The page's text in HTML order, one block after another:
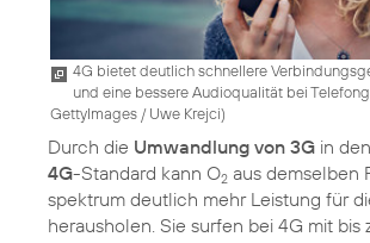
4G bietet deutlich schnellere
und eine bessere Audioqualität bei
GettyImages / Uwe Krejci)
Durch die Umwandlung von 3G in
4G-Standard kann O2 aus demselben
spektrum deutlich mehr Leistung für
herausholen. Sie surfen bei 4G mit bis